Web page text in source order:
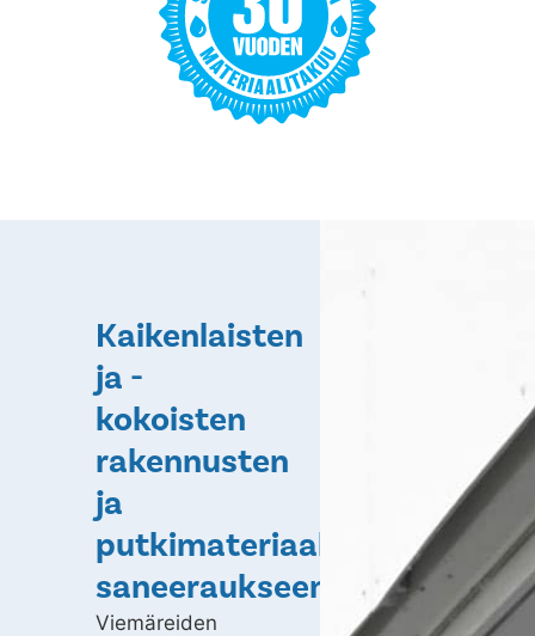
Kaikenlaisten
ja -
kokoisten
rakennusten
ja
putkimateriaalien
saneeraukseen
Viemäreiden